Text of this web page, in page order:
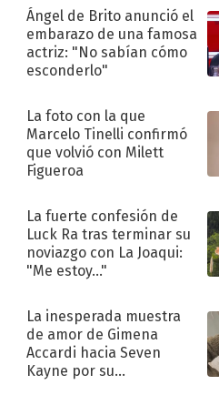
Ángel de Brito anunció el
embarazo de una famosa
actriz: "No sabían cómo
esconderlo"
La foto con la que
Marcelo Tinelli confirmó
que volvió con Milett
Figueroa
La fuerte confesión de
Luck Ra tras terminar su
noviazgo con La Joaqui:
"Me estoy..."
La inesperada muestra
de amor de Gimena
Accardi hacia Seven
Kayne por su